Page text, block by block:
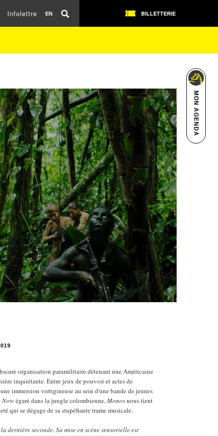
EN
Infolettre BILLETTERIE
MON AGENDA
organisation paramilitaire détenant une Américaine
inquiétante. Entre jeux de pouvoir et actes de
immersion vertigineuse au sein d'une bande de jeunes
Nowégaré dans la jungle colombienne,Monosnous tient
qui se dégage de sa stupéfiante trame musicale.
dernière seconde. Sa mise en scène sensorielle est